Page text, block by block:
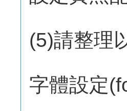
(5)請整理
字體設定